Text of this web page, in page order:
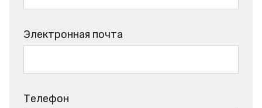
Электронная почта
Телефон